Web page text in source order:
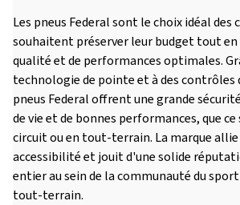
Les pneus Federal sont le choix idéal des
souhaitent préserver leur budget tout
qualité et de performances optimales.
technologie de pointe et à des
pneus Federal offrent une grande
de vie et de bonnes performances, que
circuit ou en tout-terrain. La marque
accessibilité et jouit d'une solide
entier au sein de la communauté du
tout-terrain.